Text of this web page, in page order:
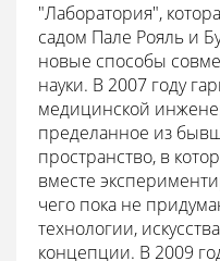
"Лаборатория",
садом Пале Рояль и
новые способы
науки. В 2007 году
медицинской
пределанное из
пространство, в
вместе
чего пока не
технологии,
концепции. В 2009